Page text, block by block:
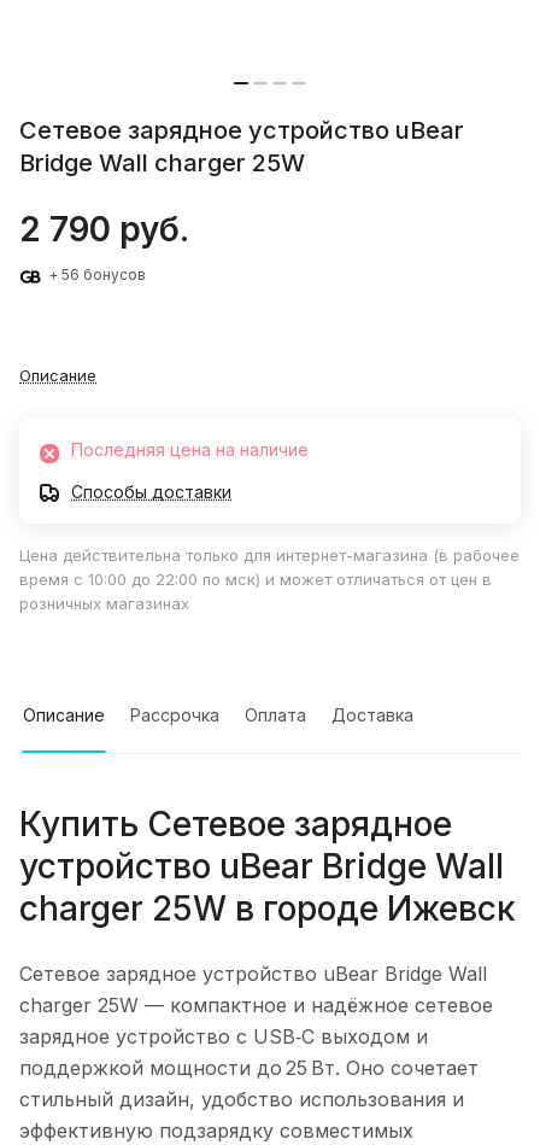
Сетевое зарядное устройство uBear
Bridge Wall charger 25W
2 790 руб.
+ 56 бонусов
Описание
Последняя цена на наличие
Способы доставки
Цена действительна только для интернет-магазина (в рабочее
время с 10:00 до 22:00 по мск) и может отличаться от цен в
розничных магазинах
Описание Рассрочка Оплата Доставка
Купить Сетевое зарядное
устройство uBear Bridge Wall
charger 25W в городе Ижевск
Сетевое зарядное устройство uBear Bridge Wall
charger 25W — компактное и надёжное сетевое
зарядное устройство с USB‑C выходом и
поддержкой мощности до 25 Вт. Оно сочетает
стильный дизайн, удобство использования и
эффективную подзарядку совместимых